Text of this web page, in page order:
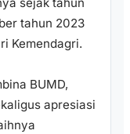
tahun 2023
Kemendagri.
BUMD,
apresiasi